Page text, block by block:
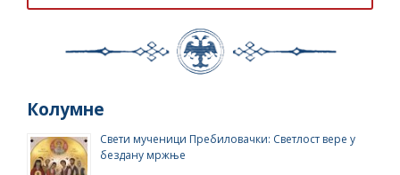
Колумне
Свети мученици Пребиловачки: Светлост вере у
бездану мржње